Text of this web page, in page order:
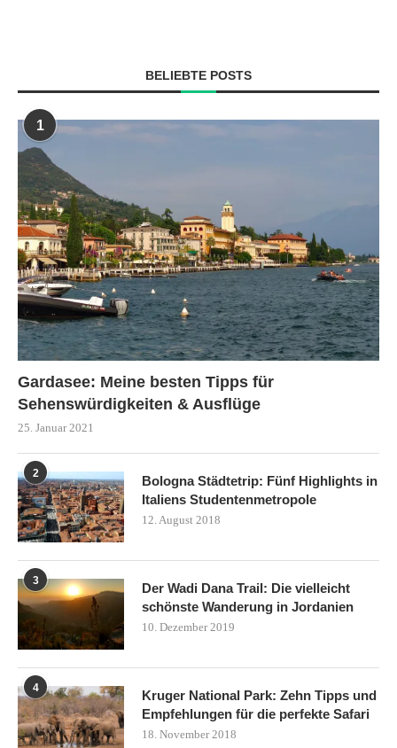
BELIEBTE POSTS
1
Gardasee: Meine besten Tipps für
Sehenswürdigkeiten & Ausflüge
25. Januar 2021
2
Bologna Städtetrip: Fünf Highlights in
Italiens Studentenmetropole
12. August 2018
3
Der Wadi Dana Trail: Die vielleicht
schönste Wanderung in Jordanien
10. Dezember 2019
4
Kruger National Park: Zehn Tipps und
Empfehlungen für die perfekte Safari
18. November 2018